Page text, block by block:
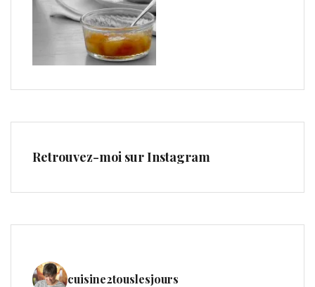
Retrouvez-moi sur Instagram
cuisine2touslesjours